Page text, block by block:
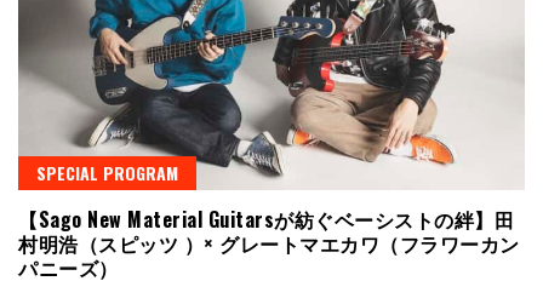
SPECIAL PROGRAM
【Sago New Material Guitarsが紡ぐベーシストの絆】田
村明浩（スピッツ ）× グレートマエカワ（フラワーカン
パニーズ）